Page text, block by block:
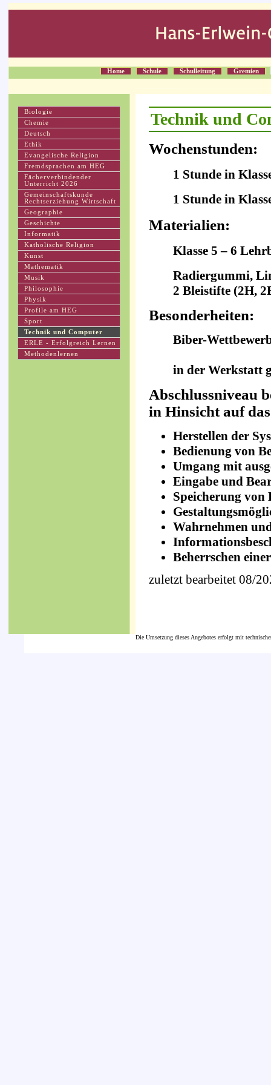
Home Schule Schulleitung Gremien
Technik und
Wochenstunden:
1 Stunde in
1 Stunde in
Materialien:
Klasse 5 – 6
Radiergummi,
2 Bleistifte (2H,
Besonderheiten:
Biber-
in der Werkstatt
Abschlussniveau
in Hinsicht auf
Herstellen der
Bedienung von
Umgang mit
Eingabe und
Speicherung
Wahrnehmen
Beherrschen
zuletzt bearbeitet 08/
Biologie
Chemie
Deutsch
Ethik
Evangelische Religion
Fremdsprachen am HEG
Fächerverbindender
Unterricht 2026
Gemeinschaftskunde
Rechtserziehung Wirtschaft
Geographie
Geschichte
Informatik
Katholische Religion
Kunst
Mathematik
Musik
Philosophie
Physik
Profile am HEG
Sport
Technik und Computer
ERLE - Erfolgreich Lernen
Methodenlernen
Die Umsetzung dieses Angebotes erfolgt mit